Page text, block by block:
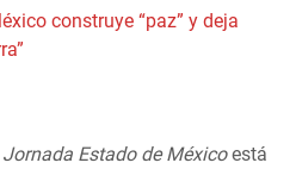
construye “paz” y deja
Estado de Méxicoestá